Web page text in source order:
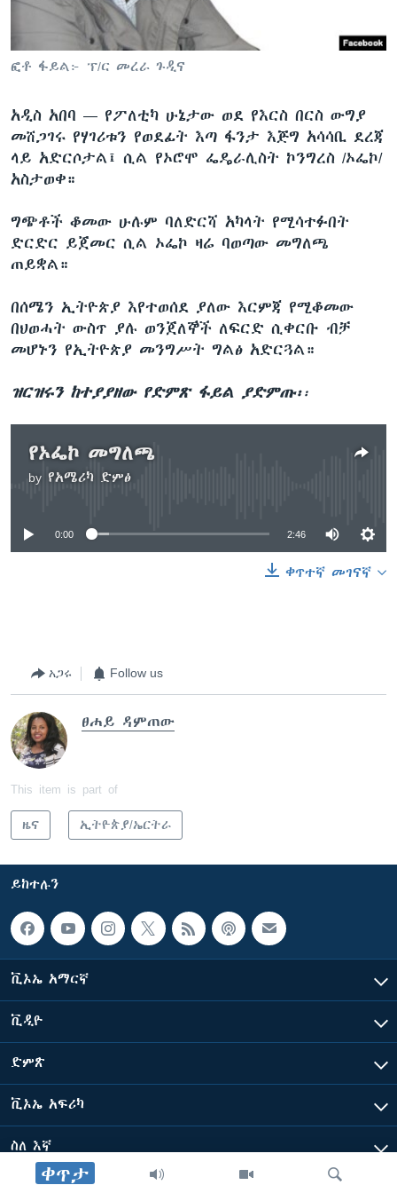
ቋንቋዎች
ቀጥታ
ፎቶ ፋይል፦ ፕ/ር መረራ ጉዲና
አዲስ አበባ — የፖለቲካ ሁኔታው ወደ የእርስ በርስ ውግያ
መሸጋገሩ የሃገሪቱን የወደፊት እጣ ፋንታ እጅግ አሳሳቢ ደረጃ
ላይ አድርሶታል፤ ሲል የኦሮሞ ፌዴራሊስት ኮንግረስ /ኦፌኮ/
አስታወቀ።
ግጭቶች ቆመው ሁሉም ባለድርሻ አካላት የሚሳተፉበት
ድርድር ይጀመር ሲል ኦፌኮ ዛሬ ባወጣው መግለጫ
ጠይቋል።
በሰሜን ኢትዮጵያ እየተወሰደ ያለው እርምጃ የሚቆመው
በህወሓት ውስጥ ያሉ ወንጀለኞች ለፍርድ ሲቀርቡ ብቻ
መሆኑን የኢትዮጵያ መንግሥት ግልፅ አድርጓል።
ዝርዝሩን ከተያያዘው የድምጽ ፋይል ያድምጡ፡፡
የኦፌኮ መግለጫ
by የአሜሪካ ድምፅ
No media source currently available
0:00 2:46
ቀጥተኛ መገናኛ
አጋሩ Follow us
ፀሐይ ዳምጠው
This item is part of
ዜና ኢትዮጵያ/ኤርትራ
ይከተሉን
ቪኦኤ አማርኛ
ቪዲዮ
ድምጽ
ቪኦኤ አፍሪካ
ስለ እኛ